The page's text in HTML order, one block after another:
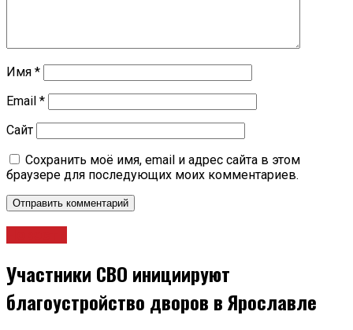
Имя *
Email *
Сайт
Сохранить моё имя, email и адрес сайта в этом
браузере для последующих моих комментариев.
Участники СВО инициируют
благоустройство дворов в Ярославле